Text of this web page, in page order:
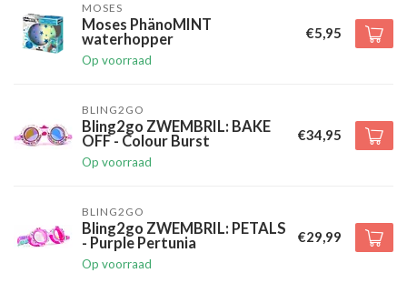
MOSES
Moses PhänoMINT
waterhopper
Op voorraad
€5,95
BLING2GO
Bling2go ZWEMBRIL: BAKE
OFF - Colour Burst
Op voorraad
€34,95
BLING2GO
Bling2go ZWEMBRIL: PETALS
- Purple Pertunia
Op voorraad
€29,99